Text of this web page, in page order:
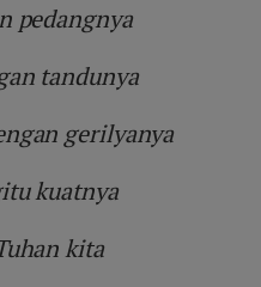
pedangnya
tandunya
gerilyanya
kuatnya
kita